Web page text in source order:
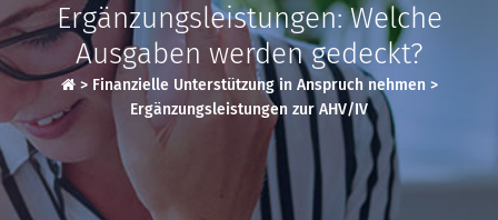
Ergänzungsleistungen: Welche
Ausgaben werden gedeckt?
> Finanzielle Unterstützung in Anspruch nehmen >
Ergänzungsleistungen zur AHV/IV